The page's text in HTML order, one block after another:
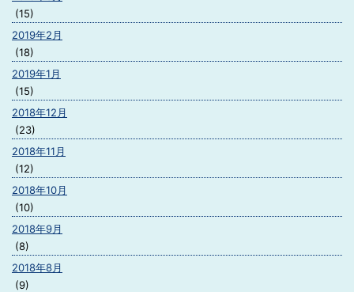
(15)
2019年2月
(18)
2019年1月
(15)
2018年12月
(23)
2018年11月
(12)
2018年10月
(10)
2018年9月
(8)
2018年8月
(9)